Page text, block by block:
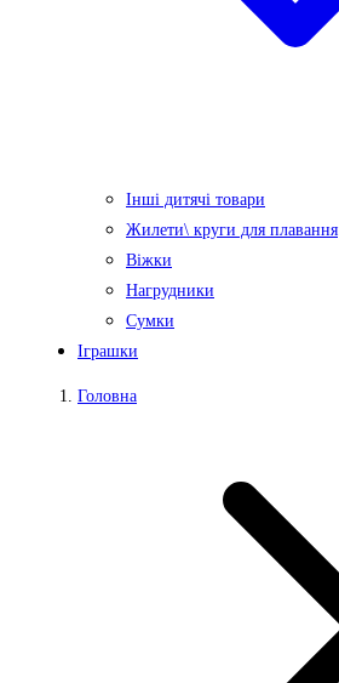
Інші дитячі товари
Жилети\ круги для плавання
Віжки
Нагрудники
Сумки
Іграшки
Головна